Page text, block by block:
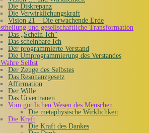
Die Diskrepanz
Die Verwirklichungskraft
Vision 21 – Die erwachende Erde
und gesellschaftliche Transformation
Das „Schein-Ich“
Das scheinbare Ich
Der programmierte Verstand
Die Umprogrammierung des Verstandes
Selbst
Der Zeuge des Selbstes
Das Resonanzgesetz
Affirmation
Der Wille
Das Urvertrauen
Vom göttlichen Wesen des Menschen
Die metaphysische Wirklichkeit
Die Kraft
Die Kraft des Dankes